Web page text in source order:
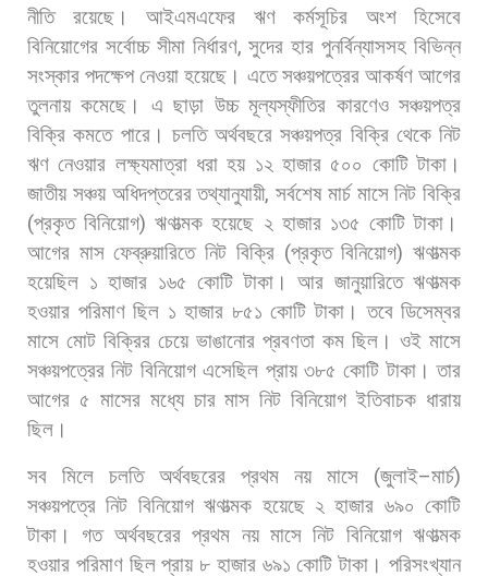
নীতি
রয়েছে। আইএমএফের ঋণ কর্মসূচির অংশ
হিসেবে
বিনিয়োগের সর্বোচ্চ সীমা নির্ধারণ,সুদের হার পুনর্বিন্যাসসহ বিভিন্ন
সংস্কার পদক্ষেপ নেওয়া হয়েছে। এতে সঞ্চয়পত্রের আকর্ষণ আগের
তুলনায় কমেছে। এ ছাড়া উচ্চ মূল্যস্ফীতির কারণেও সঞ্চয়পত্র
বিক্রি কমতে পারে। চলতি অর্থবছরে সঞ্চয়পত্র বিক্রি থেকে নিট
ঋণ নেওয়ার লক্ষ্যমাত্রা ধরা হয় ১২ হাজার ৫০০ কোটি টাকা।
জাতীয় সঞ্চয় অধিদপ্তরের তথ্যানুযায়ী, সর্বশেষ মার্চ মাসে নিট বিক্রি
(প্রকৃত বিনিয়োগ)ঋণাত্মক হয়েছে ২ হাজার ১৩৫ কোটি টাকা।
আগের মাস ফেব্রুয়ারিতে নিট বিক্রি(প্রকৃত বিনিয়োগ)ঋণাত্মক
হয়েছিল ১ হাজার ১৬৫ কোটি টাকা। আর জানুয়ারিতে ঋণাত্মক
হওয়ার পরিমাণ ছিল ১ হাজার ৮৫১ কোটি টাকা। তবে ডিসেম্বর
মাসে মোট বিক্রির চেয়ে ভাঙানোর প্রবণতা কম ছিল। ওই মাসে
সঞ্চয়পত্রের নিট বিনিয়োগ এসেছিল প্রায় ৩৮৫ কোটি টাকা। তার
আগের ৫ মাসের মধ্যে চার মাস নিট বিনিয়োগ ইতিবাচক ধারায়
ছিল।
সব মিলে চলতি অর্থবছরের প্রথম নয় মাসে (জুলাই–মার্চ)
সঞ্চয়পত্রে নিট বিনিয়োগ ঋণাত্মক হয়েছে ২ হাজার ৬৯০ কোটি
টাকা।
গত অর্থবছরের প্রথম নয় মাসে নিট বিনিয়োগ ঋণাত্মক
হওয়ার পরিমাণ ছিল প্রায় ৮ হাজার ৬৯১ কোটি টাকা। পরিসংখ্যান